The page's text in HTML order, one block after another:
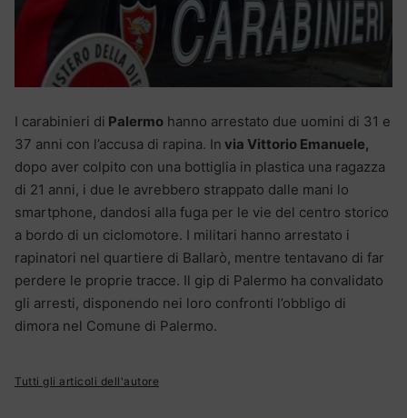
I carabinieri di Palermo hanno arrestato due uomini di 31 e
37 anni con l’accusa di rapina. In via Vittorio Emanuele,
dopo aver colpito con una bottiglia in plastica una ragazza
di 21 anni, i due le avrebbero strappato dalle mani lo
smartphone, dandosi alla fuga per le vie del centro storico
a bordo di un ciclomotore. I militari hanno arrestato i
rapinatori nel quartiere di Ballarò, mentre tentavano di far
perdere le proprie tracce. Il gip di Palermo ha convalidato
gli arresti, disponendo nei loro confronti l’obbligo di
dimora nel Comune di Palermo.
Tutti gli articoli dell'autore